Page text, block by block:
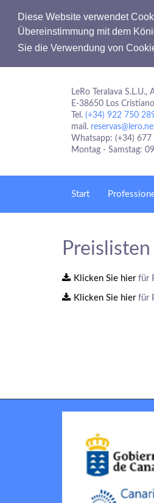
Diese Website verwendet
Übereinstimmung mit dem
Sie die Verwendung von
LeRo Teralava S.L.U.,
E-38650 Los
Tel. (+34) 922 750
mail.
Whatsapp: (+34)
Montag - Samstag:
Start
Preislisten
Klicken Sie hierfür
Klicken Sie hierfür